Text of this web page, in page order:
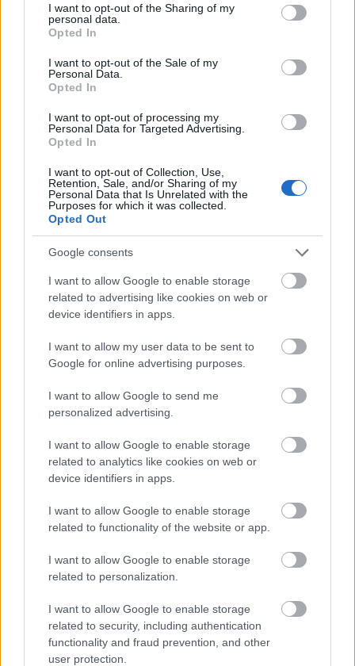
not limited to your visit or usage behaviour. You may click to
grant or deny consent to Google and its third-party tags to
use your data for below specified purposes in below Google
consent section.
I want to opt-out of the Sharing of my
personal data.
Opted In
I want to opt-out of the Sale of my
Personal Data.
Opted In
I want to opt-out of processing my
Personal Data for Targeted Advertising.
Opted In
I want to opt-out of Collection, Use,
Retention, Sale, and/or Sharing of my
Personal Data that Is Unrelated with the
Purposes for which it was collected.
Opted Out
Google consents
I want to allow Google to enable storage
related to advertising like cookies on web or
device identifiers in apps.
I want to allow my user data to be sent to
Google for online advertising purposes.
I want to allow Google to send me
personalized advertising.
I want to allow Google to enable storage
related to analytics like cookies on web or
device identifiers in apps.
I want to allow Google to enable storage
related to functionality of the website or app.
I want to allow Google to enable storage
related to personalization.
I want to allow Google to enable storage
related to security, including authentication
functionality and fraud prevention, and other
user protection.
LEGFRISSEBB
Országos hírek
Megérkezett az eső a Duna vízgyűjtőjére
Megérkezett a rég várt eső a Duna vízgyűjtőjére, a folyó
magyarországi szakaszán azonban továbbra is csak pár
centiméteres vízszintváltozások jellemzőek.
Országos hírek
KECSKEMÉTEN IS SZAKIRÁNYÚ
TOVÁBBKÉPZÉSEKKEL ERŐSÍT A GÁL FERENC
EGYETEM
elkerülésében
Folytatódik a szúnyogírtás szerte az országban. Az ázsiai
tigrisszúnyog a vízhiány ellenére is talál szaporodási helyet a
vödrökben, gyermekjátékokban.
TÚLFOGYASZTÁS NAPJA - JÚLIUS 30-RA
FELHASZNÁLTA AZ EMBERISÉG A FÖLD EGÉSZ
HIRDETÉS